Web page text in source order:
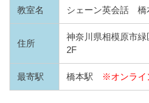
教室名 シェーン英会話 橋
住所
神奈川県相模原市
2F
最寄駅 橋本駅 ※オンライ